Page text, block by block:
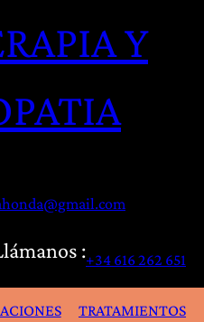
Y
:+34 616 262 651
TRATAMIENTOS